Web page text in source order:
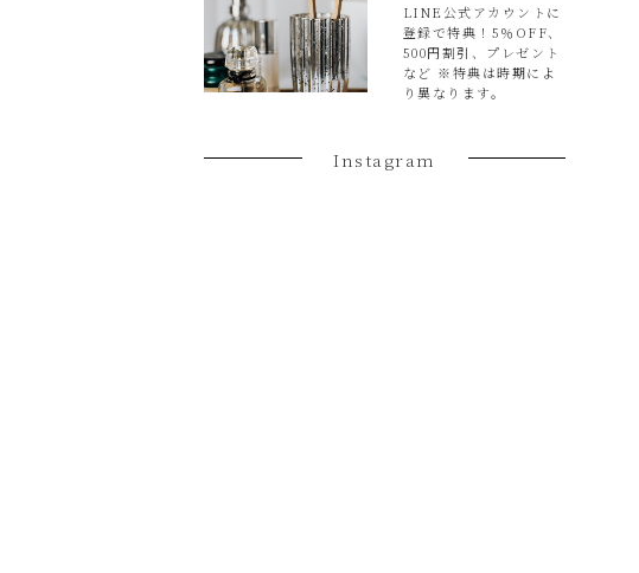
LINE公式アカウントに
登録で特典！5％OFF、
500円割引、プレゼント
など ※特典は時期によ
り異なります。
Instagram